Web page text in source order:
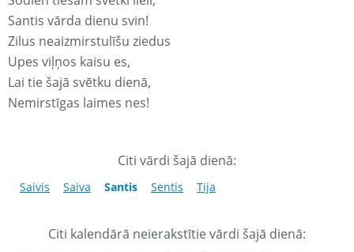
Santis vārda dienu svin!
Zilus neaizmirstulīšu ziedus
Upes viļņos kaisu es,
Lai tie šajā svētku dienā,
Nemirstīgas laimes nes!
Citi vārdi šajā dienā:
Saivis Saiva Santis Sentis Tija
Citi kalendārā neierakstītie vārdi šajā dienā: